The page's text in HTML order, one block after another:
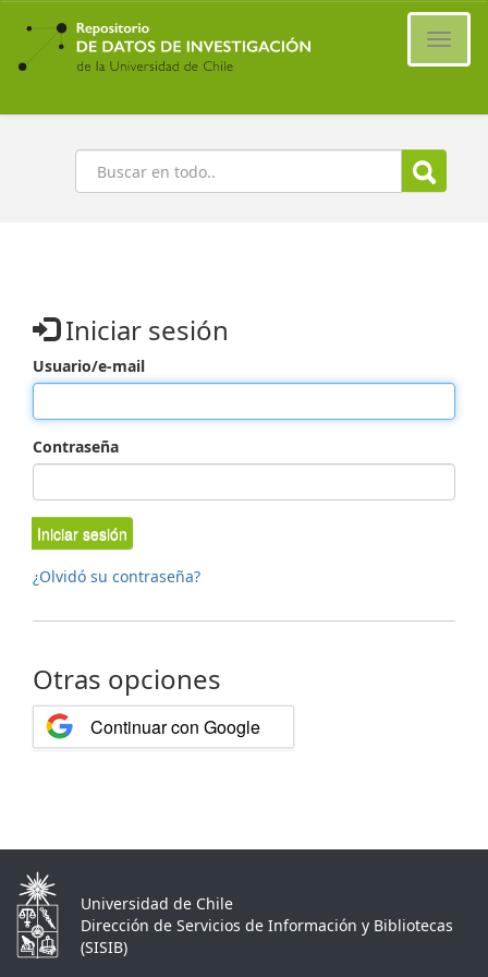
Ir
contenido
principal
Buscar
Iniciar sesión
Usuario/e-mail
Contraseña
Iniciar sesión
¿Olvidó su contraseña?
Otras opciones
Continuar con Google
Universidad de Chile
Dirección de Servicios de Información y Bibliotecas
(SISIB)